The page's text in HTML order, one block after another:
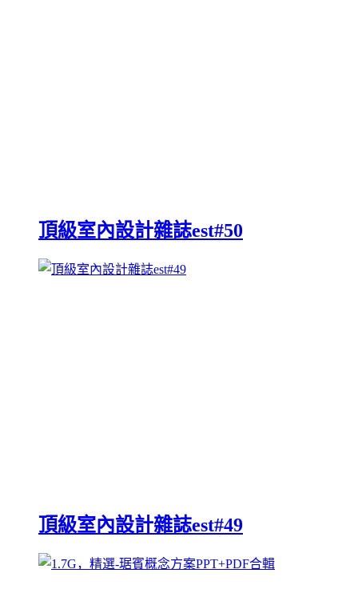
頂級室內設計雜誌est#50
頂級室內設計雜誌est#49